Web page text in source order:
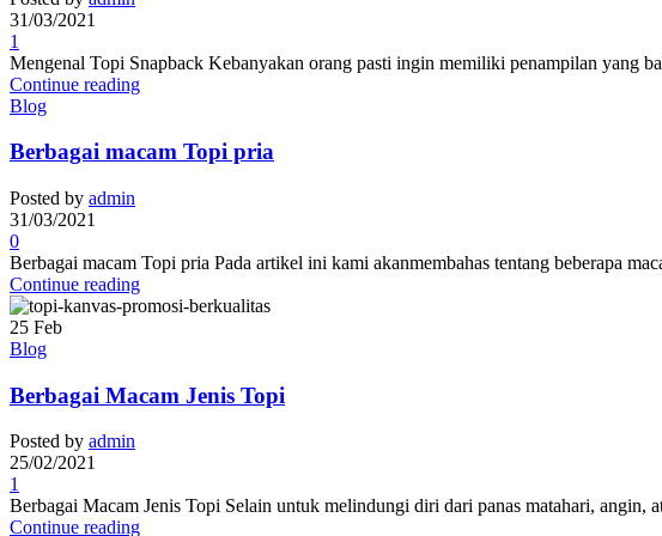
31/03/2021
1
Mengenal Topi Snapback Kebanyakan orang pasti ingin memiliki penampilan yang
Continue reading
Blog
Berbagai macam Topi pria
Posted by admin
31/03/2021
0
Berbagai macam Topi pria Pada artikel ini kami akanmembahas tentang beberapa
Continue reading
25 Feb
Blog
Berbagai Macam Jenis Topi
Posted by admin
25/02/2021
1
Berbagai Macam Jenis Topi Selain untuk melindungi diri dari panas matahari, angin,
Continue reading